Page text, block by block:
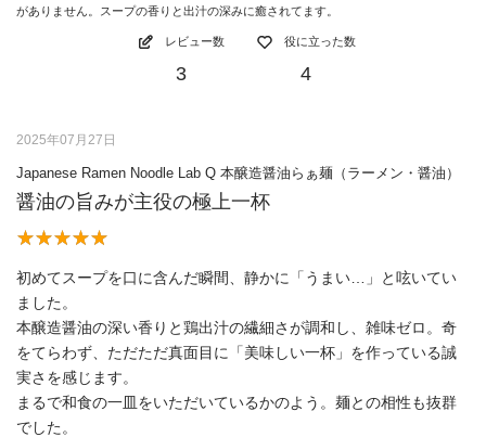
がありません。スープの香りと出汁の深みに癒されてます。
レビュー数
3
役に立った数
4
2025年07月27日
Japanese Ramen Noodle Lab Q 本醸造醤油らぁ麺（ラーメン・醤油）
醤油の旨みが主役の極上一杯
初めてスープを口に含んだ瞬間、静かに「うまい…」と呟いてい
ました。
本醸造醤油の深い香りと鶏出汁の繊細さが調和し、雑味ゼロ。奇
をてらわず、ただただ真面目に「美味しい一杯」を作っている誠
実さを感じます。
まるで和食の一皿をいただいているかのよう。麺との相性も抜群
でした。